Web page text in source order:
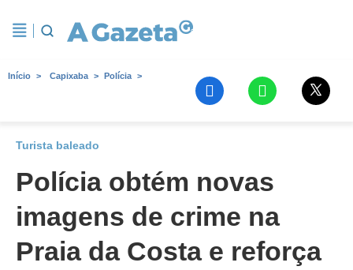
Início Capixaba Polícia
Turista baleado
Polícia obtém novas
imagens de crime na
Praia da Costa e reforça